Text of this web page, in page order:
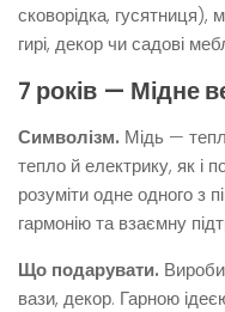
сковорідка, гусятниця),
гирі, декор чи садові
7 років — Мідне
Символізм. Мідь —
тепло й електрику, як і
розуміти одне одного з
гармонію та взаємну
Що подарувати. Вироби
вази, декор. Гарною